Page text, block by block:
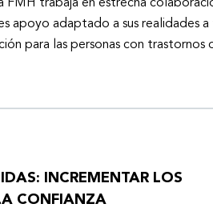
FMH trabaja en estrecha
apoyo adaptado a sus realidades a
para las personas con trastornos
INCREMENTAR LOS
CONFIANZA